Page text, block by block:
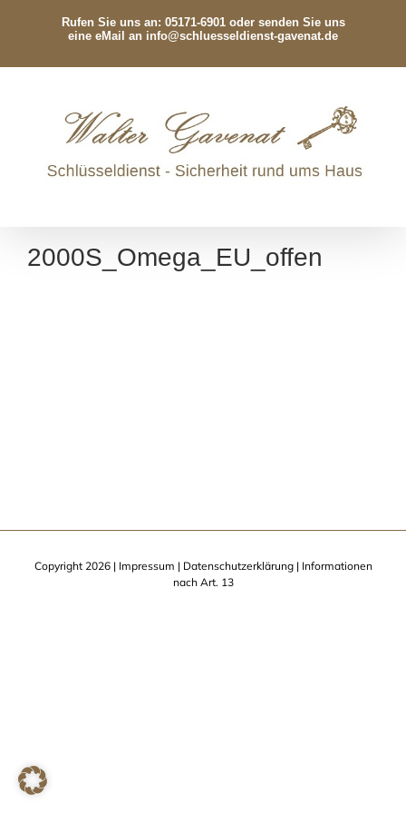
Rufen Sie uns an: 05171-6901 oder senden Sie uns
eine eMail an info@schluesseldienst-gavenat.de
2000S_Omega_EU_offen
Copyright 2026 | Impressum | Datenschutzerklärung| Informationen
nach Art. 13